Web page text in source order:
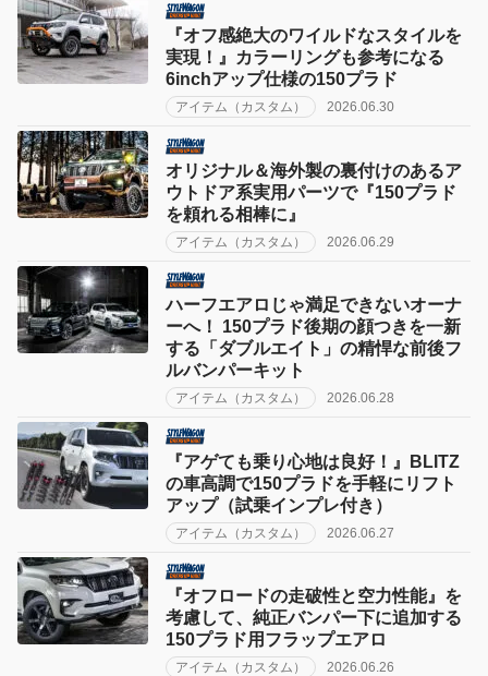
『オフ感絶大のワイルドなスタイルを
実現！』カラーリングも参考になる
6inchアップ仕様の150プラド
アイテム（カスタム） 2026.06.30
オリジナル＆海外製の裏付けのあるア
ウトドア系実用パーツで『150プラド
を頼れる相棒に』
アイテム（カスタム） 2026.06.29
ハーフエアロじゃ満足できないオーナ
ーへ！ 150プラド後期の顔つきを一新
する「ダブルエイト」の精悍な前後フ
ルバンパーキット
アイテム（カスタム） 2026.06.28
『アゲても乗り心地は良好！』BLITZ
の車高調で150プラドを手軽にリフト
アップ（試乗インプレ付き）
アイテム（カスタム） 2026.06.27
『オフロードの走破性と空力性能』を
考慮して、純正バンパー下に追加する
150プラド用フラップエアロ
アイテム（カスタム） 2026.06.26